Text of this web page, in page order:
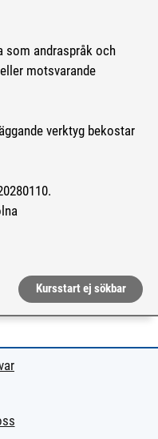
som andraspråk och
motsvarande
verktyg bekostar
Kursstart ej sökbar